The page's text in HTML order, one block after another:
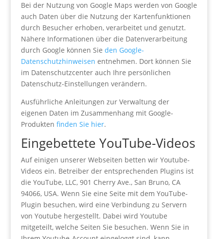
Bei der Nutzung von Google Maps werden von Google
auch Daten über die Nutzung der Kartenfunktionen
durch Besucher erhoben, verarbeitet und genutzt.
Nähere Informationen über die Datenverarbeitung
durch Google können Sie den Google-
Datenschutzhinweisen entnehmen. Dort können Sie
im Datenschutzcenter auch Ihre persönlichen
Datenschutz-Einstellungen verändern.
Ausführliche Anleitungen zur Verwaltung der
eigenen Daten im Zusammenhang mit Google-
Produkten finden Sie hier.
Eingebettete YouTube-Videos
Auf einigen unserer Webseiten betten wir Youtube-
Videos ein. Betreiber der entsprechenden Plugins ist
die YouTube, LLC, 901 Cherry Ave., San Bruno, CA
94066, USA. Wenn Sie eine Seite mit dem YouTube-
Plugin besuchen, wird eine Verbindung zu Servern
von Youtube hergestellt. Dabei wird Youtube
mitgeteilt, welche Seiten Sie besuchen. Wenn Sie in